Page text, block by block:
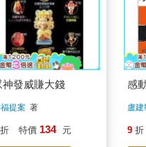
神發威賺大錢
提案 著
折 特價 134 元
感
盧建
9 折